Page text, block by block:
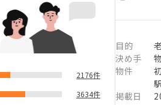
2176件
3634件
目的
決め手
物件
掲載日